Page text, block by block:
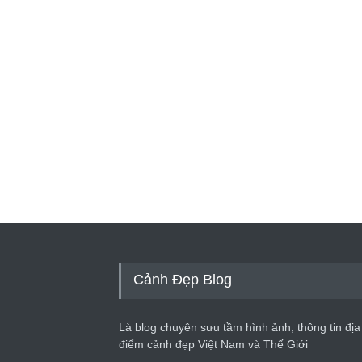
Cảnh Đẹp Blog
Là blog chuyên sưu tầm hình ảnh, thông tin địa
điểm cảnh đẹp Việt Nam và Thế Giới